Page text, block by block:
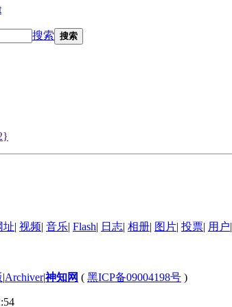
搜索 搜索
址| 视频| 音乐| Flash| 日志| 相册| 图片| 投票| 用户|
|Archiver|神知网 ( 黑ICP备09004198号 )